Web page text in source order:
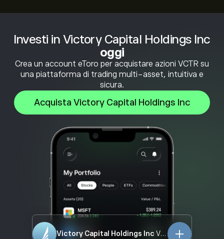
Investi in Victory Capital Holdings Inc
oggi
Crea un account eToro per acquistare azioni VCTR su
una piattaforma di trading multi-asset, intuitiva e
sicura.
Acquista Victory Capital Holdings Inc
Victory Capital Holdings Inc VCTR